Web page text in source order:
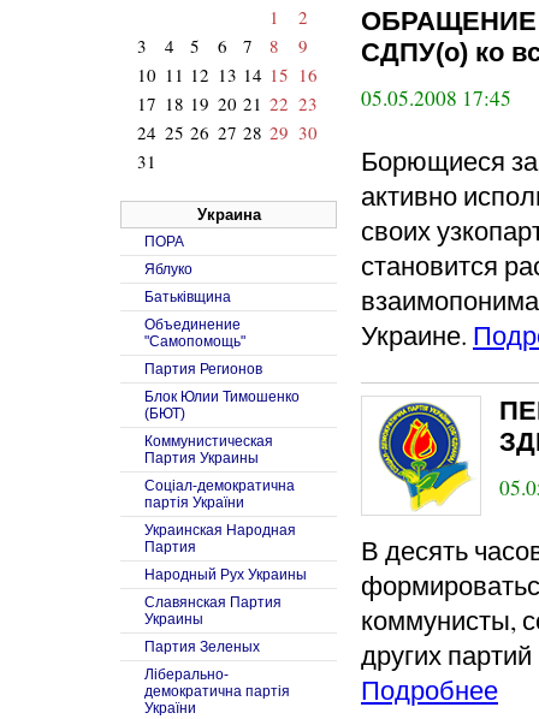
ОБРАЩЕНИЕ
СДПУ(о) ко
05.05.2008 17:45
Борющиеся за
активно
своих
становится
Украине.
В десять
коммунисты,
других
Подробнее
1
2
3
4 5 6 7 8
9
10 11 12 13 14 15 16
17 18 19 20 21 22 23
24 25 26 27 28 29 30
31
Украина
ПОРА
Яблуко
Батьківщина
Объединение
"Самопомощь"
Партия Регионов
Блок Юлии Тимошенко
(БЮТ)
Коммунистическая
Партия Украины
Соцiал-демократична
партiя України
Украинская Народная
Партия
Народный Рух Украины
Славянская Партия
Украины
Партия Зеленых
Ліберально-
демократична партія
України